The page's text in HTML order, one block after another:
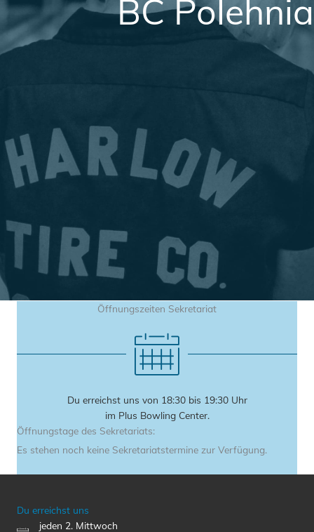
BC Polehnia
Öffnungszeiten Sekretariat
Du erreichst uns von 18:30 bis 19:30 Uhr
im Plus Bowling Center.
Öffnungstage des Sekretariats:
Es stehen noch keine Sekretariatstermine zur Verfügung.
Du erreichst uns
jeden 2. Mittwoch